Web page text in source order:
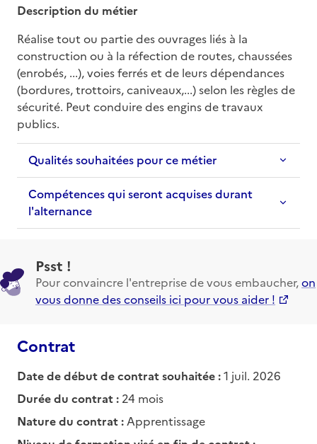
Description du métier
Réalise tout ou partie des ouvrages liés à la
construction ou à la réfection de routes, chaussées
(enrobés, ...), voies ferrés et de leurs dépendances
(bordures, trottoirs, caniveaux,...) selon les règles de
sécurité. Peut conduire des engins de travaux
publics.
Qualités souhaitées pour ce métier
Compétences qui seront acquises durant
l'alternance
Psst !
Pour convaincre l'entreprise de vous embaucher,on
vous donne des conseils ici pour vous aider !
Contrat
Date de début de contrat souhaitée :1 juil. 2026
Durée du contrat : 24 mois
Nature du contrat : Apprentissage